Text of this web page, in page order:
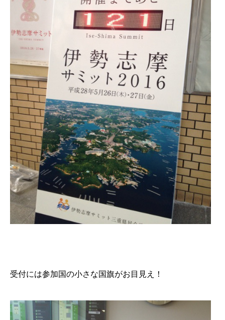
受付には参加国の小さな国旗がお目見え！